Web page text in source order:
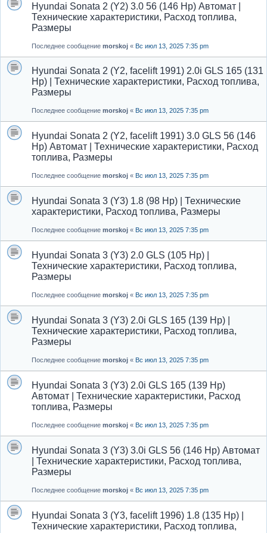
Hyundai Sonata 2 (Y2) 3.0 56 (146 Hp) Автомат |
Технические характеристики, Расход топлива,
Размеры
Последнее сообщение morskoj « Вс июл 13, 2025 7:35 pm
Hyundai Sonata 2 (Y2, facelift 1991) 2.0i GLS 165 (131
Hp) | Технические характеристики, Расход топлива,
Размеры
Последнее сообщение morskoj « Вс июл 13, 2025 7:35 pm
Hyundai Sonata 2 (Y2, facelift 1991) 3.0 GLS 56 (146
Hp) Автомат | Технические характеристики, Расход
топлива, Размеры
Последнее сообщение morskoj « Вс июл 13, 2025 7:35 pm
Hyundai Sonata 3 (Y3) 1.8 (98 Hp) | Технические
характеристики, Расход топлива, Размеры
Последнее сообщение morskoj « Вс июл 13, 2025 7:35 pm
Hyundai Sonata 3 (Y3) 2.0 GLS (105 Hp) |
Технические характеристики, Расход топлива,
Размеры
Последнее сообщение morskoj « Вс июл 13, 2025 7:35 pm
Hyundai Sonata 3 (Y3) 2.0i GLS 165 (139 Hp) |
Технические характеристики, Расход топлива,
Размеры
Последнее сообщение morskoj « Вс июл 13, 2025 7:35 pm
Hyundai Sonata 3 (Y3) 2.0i GLS 165 (139 Hp)
Автомат | Технические характеристики, Расход
топлива, Размеры
Последнее сообщение morskoj « Вс июл 13, 2025 7:35 pm
Hyundai Sonata 3 (Y3) 3.0i GLS 56 (146 Hp) Автомат
| Технические характеристики, Расход топлива,
Размеры
Последнее сообщение morskoj « Вс июл 13, 2025 7:35 pm
Hyundai Sonata 3 (Y3, facelift 1996) 1.8 (135 Hp) |
Технические характеристики, Расход топлива,